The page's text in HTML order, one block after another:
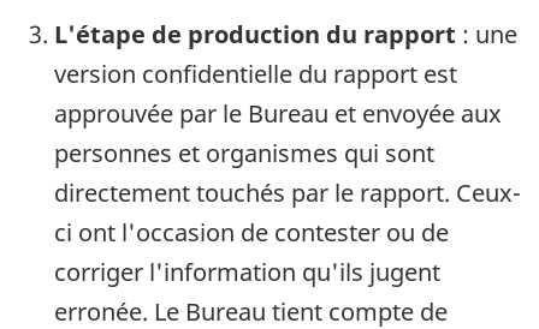
L'étape de production du rapport : une
version confidentielle du rapport est
approuvée par le Bureau et envoyée aux
personnes et organismes qui sont
directement touchés par le rapport. Ceux-
ci ont l'occasion de contester ou de
corriger l'information qu'ils jugent
erronée. Le Bureau tient compte de